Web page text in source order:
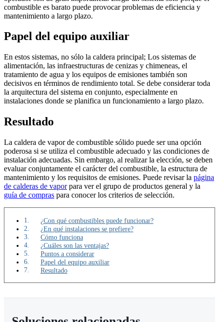
combustible es barato puede provocar problemas de eficiencia y
mantenimiento a largo plazo.
Papel del equipo auxiliar
En estos sistemas, no sólo la caldera principal; Los sistemas de
alimentación, las infraestructuras de cenizas y chimeneas, el
tratamiento de agua y los equipos de emisiones también son
decisivos en términos de rendimiento total. Se debe considerar toda
la arquitectura del sistema en conjunto, especialmente en
instalaciones donde se planifica un funcionamiento a largo plazo.
Resultado
La caldera de vapor de combustible sólido puede ser una opción
poderosa si se utiliza el combustible adecuado y las condiciones de
instalación adecuadas. Sin embargo, al realizar la elección, se deben
evaluar conjuntamente el carácter del combustible, la estructura de
mantenimiento y los requisitos de emisiones. Puede revisar la página
de calderas de vaporpara ver el grupo de productos general y la
guía de compras para conocer los criterios de selección.
¿Con qué combustibles puede funcionar?
¿En qué instalaciones se prefiere?
Cómo funciona
¿Cuáles son las ventajas?
Puntos a considerar
Papel del equipo auxiliar
Resultado